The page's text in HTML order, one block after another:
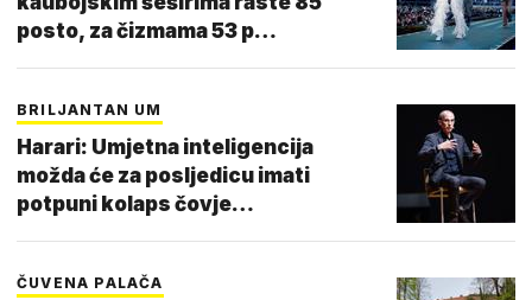
posto, za čizmama 53 p…
BRILJANTAN UM
Harari: Umjetna inteligencija
možda će za posljedicu imati
potpuni kolaps čovje…
ČUVENA PALAČA